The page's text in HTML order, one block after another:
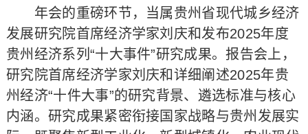
年会的重磅环节，当属贵州省现代城乡经济
发展研究院首席经济学家刘庆和发布2025年度
贵州经济系列“十大事件”研究成果。报告会上，
研究院首席经济学家刘庆和详细阐述2025年贵
州经济“十件大事”的研究背景、遴选标准与核心
内涵。研究成果紧密衔接国家战略与贵州发展实